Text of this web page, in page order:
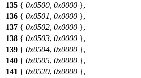
135 { 0x0500, 0x0000 },
136 { 0x0501, 0x0000 },
137 { 0x0502, 0x0000 },
138 { 0x0503, 0x0000 },
139 { 0x0504, 0x0000 },
140 { 0x0505, 0x0000 },
141 { 0x0520, 0x0000 },